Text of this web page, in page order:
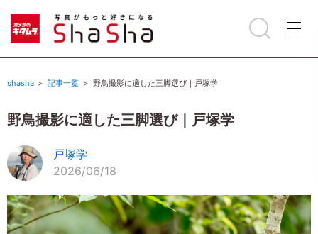
shasha 記事一覧 野鳥撮影に適した三脚選び｜戸塚学
野鳥撮影に適した三脚選び｜戸塚学
戸塚学
2026/06/18